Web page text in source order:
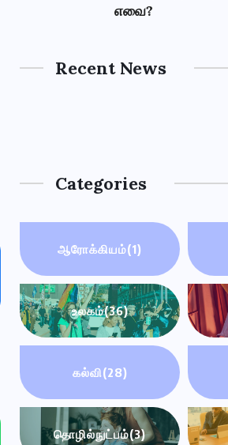
எவை?
Recent News
Categories
ஆரோக்கியம்(1)
உலகம்(36)
கல்வி(28)
தொழில்நுட்பம்(3)